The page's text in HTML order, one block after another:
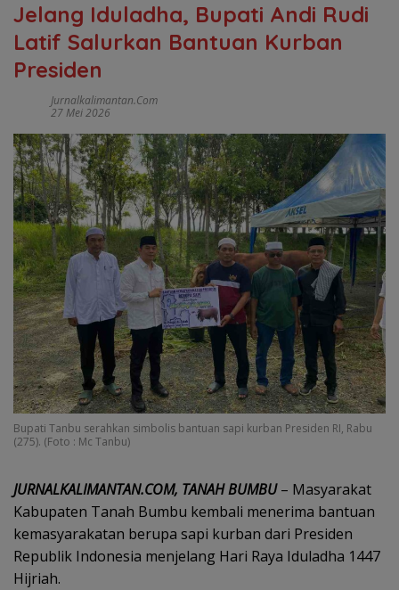
Jelang Iduladha, Bupati Andi Rudi
Latif Salurkan Bantuan Kurban
Presiden
Jurnalkalimantan.com
27 Mei 2026
Bupati Tanbu serahkan simbolis bantuan sapi kurban Presiden RI, Rabu
(275). (Foto : Mc Tanbu)
JURNALKALIMANTAN.COM, TANAH BUMBU– Masyarakat
Kabupaten Tanah Bumbu kembali menerima bantuan
kemasyarakatan berupa sapi kurban dari Presiden
Republik Indonesia menjelang Hari Raya Iduladha 1447
Hijriah.